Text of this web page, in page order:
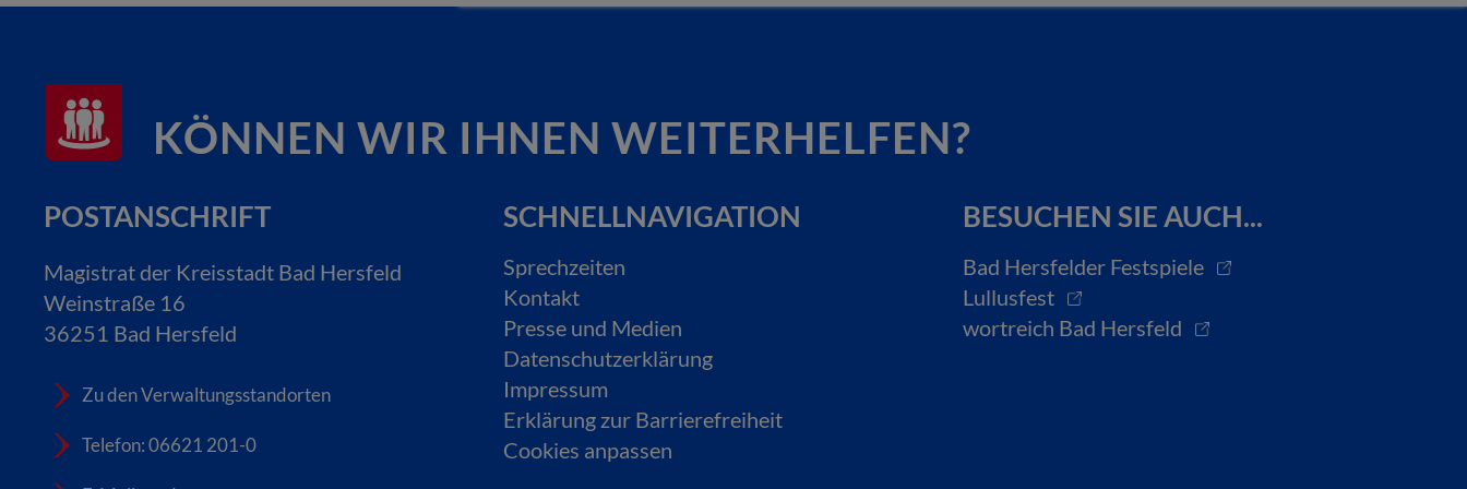
KÖNNEN WIR IHNEN WEITERHELFEN?
POSTANSCHRIFT
Magistrat der Kreisstadt Bad Hersfeld
Weinstraße 16
36251 Bad Hersfeld
Zu den Verwaltungsstandorten
Telefon: 06621 201-0
SCHNELLNAVIGATION
Sprechzeiten
Kontakt
Presse und Medien
Datenschutzerklärung
Impressum
Erklärung zur Barrierefreiheit
Cookies anpassen
BESUCHEN SIE AUCH...
Bad Hersfelder Festspiele
Lullusfest
wortreich Bad Hersfeld